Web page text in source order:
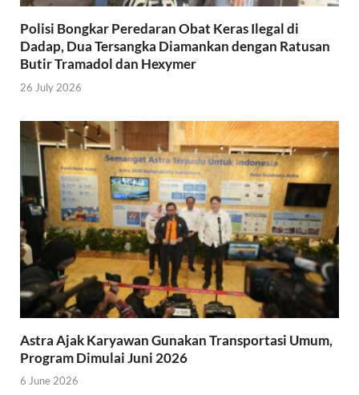
Polisi Bongkar Peredaran Obat Keras Ilegal di
Dadap, Dua Tersangka Diamankan dengan Ratusan
Butir Tramadol dan Hexymer
26 July 2026
Astra Ajak Karyawan Gunakan Transportasi Umum,
Program Dimulai Juni 2026
6 June 2026